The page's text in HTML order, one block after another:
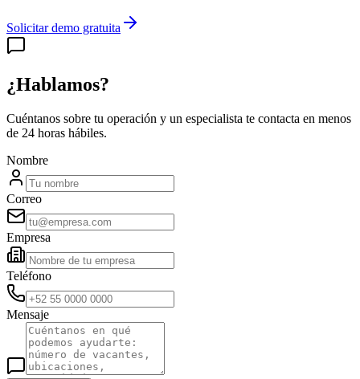
Solicitar demo gratuita
¿Hablamos?
Cuéntanos sobre tu operación y un especialista te contacta en menos
de 24 horas hábiles.
Nombre
Correo
Empresa
Teléfono
Mensaje